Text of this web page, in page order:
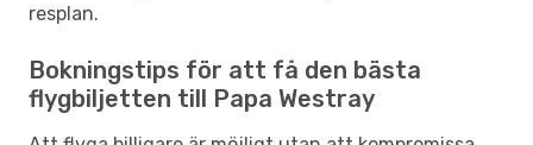
resplan.
Bokningstips för att få den bästa
flygbiljetten till Papa Westray